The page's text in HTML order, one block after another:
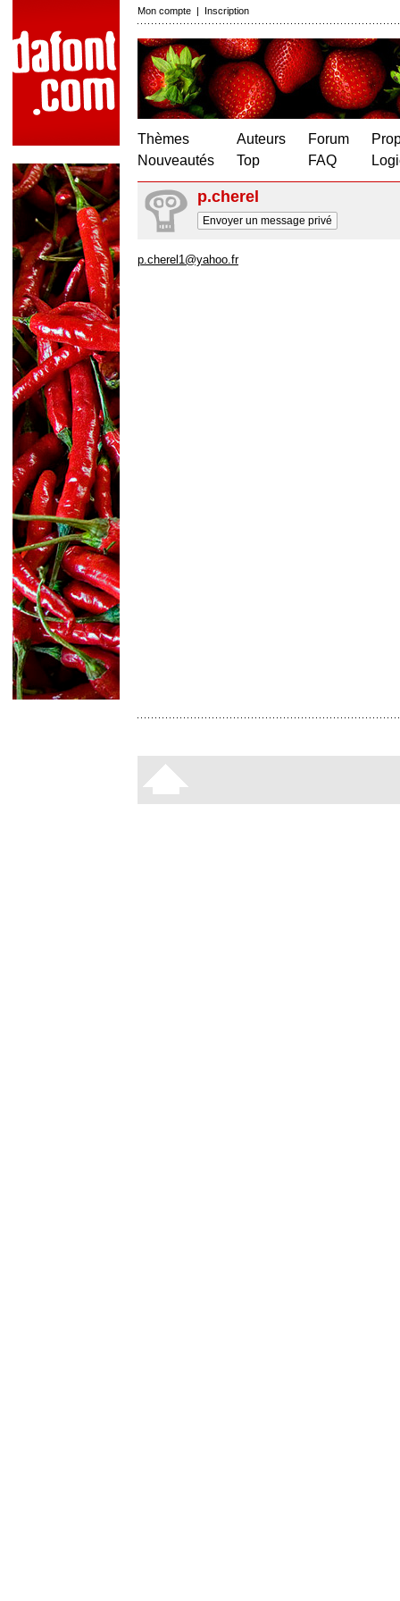
Mon compte | Inscription
Thèmes
Nouveautés
Auteurs
Top
Forum
FAQ
p.cherel
Envoyer un message privé
p.cherel1@yahoo.fr